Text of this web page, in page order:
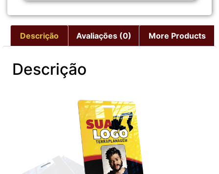
Descrição Avaliações (0) More Products
Descrição